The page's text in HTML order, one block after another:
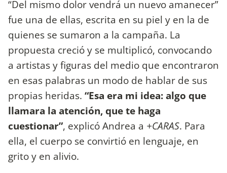
“Del mismo dolor vendrá un nuevo amanecer”
fue una de ellas, escrita en su piel y en la de
quienes se sumaron a la campaña. La
propuesta creció y se multiplicó, convocando
a artistas y figuras del medio que encontraron
en esas palabras un modo de hablar de sus
propias heridas. “Esa era mi idea: algo que
llamara la atención, que te haga
cuestionar”, explicó Andrea a +CARAS. Para
ella, el cuerpo se convirtió en lenguaje, en
grito y en alivio.